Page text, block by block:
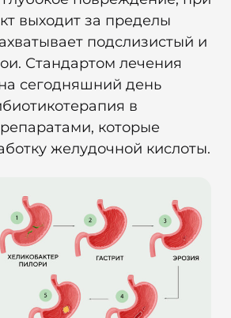
выходит за пределы
подслизистый и
Стандартом лечения
сегодняшний день
в
которые
желудочной кислоты.